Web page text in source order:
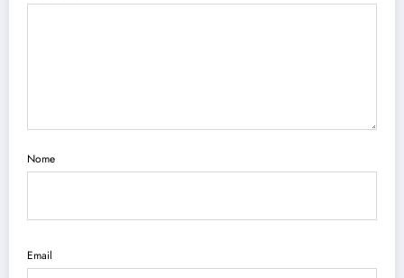
Nome
Email